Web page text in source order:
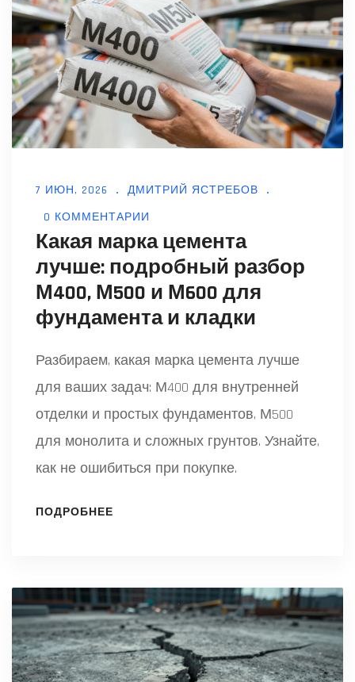
7 ИЮН, 2026
ДМИТРИЙ ЯСТРЕБОВ
0 КОММЕНТАРИИ
Какая марка цемента
лучше: подробный разбор
М400, М500 и М600 для
фундамента и кладки
Разбираем, какая марка цемента лучше
для ваших задач: М400 для внутренней
отделки и простых фундаментов, М500
для монолита и сложных грунтов. Узнайте,
как не ошибиться при покупке.
ПОДРОБНЕЕ